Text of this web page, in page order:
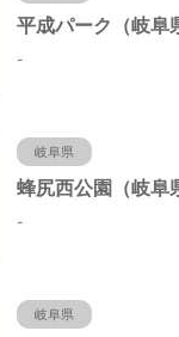
-
岐阜県
-
岐阜県